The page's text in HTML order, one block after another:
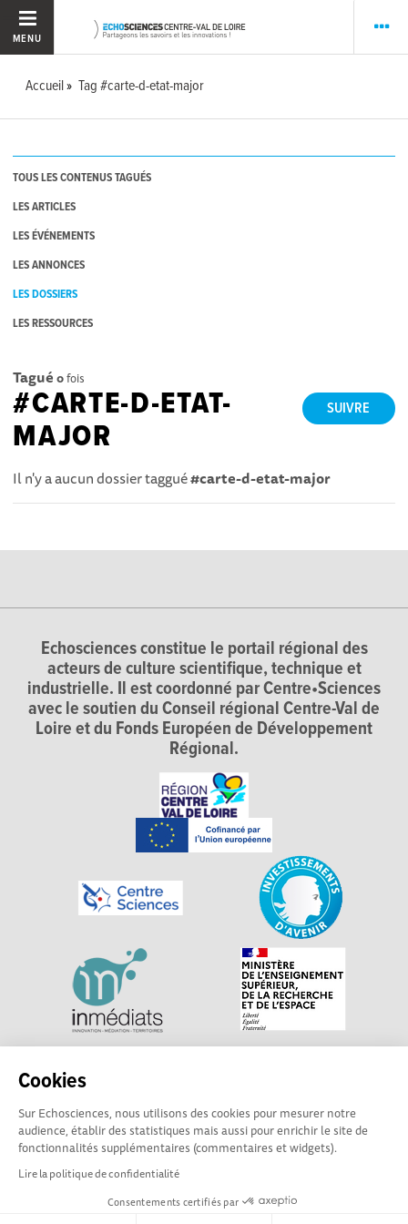
Cookies
Sur Echosciences, nous utilisons des cookies pour mesurer notre
audience, établir des statistiques mais aussi pour enrichir le site de
fonctionnalités supplémentaires (commentaires et widgets).
Lire la politique de confidentialité
Consentements certifiés par
MENU
Accueil Tag #carte-d-etat-major
TOUS LES CONTENUS TAGUÉS
LES ARTICLES
LES ÉVÉNEMENTS
LES ANNONCES
LES DOSSIERS
LES RESSOURCES
Tagué 0fois
SUIVRE
#CARTE-D-ETAT-
MAJOR
Il n'y a aucun dossier taggué#carte-d-etat-major
Echosciences constitue le portail régional des
acteurs de culture scientifique, technique et
industrielle. Il est coordonné par Centre•Sciences
avec le soutien du Conseil régional Centre-Val de
Loire et du Fonds Européen de Développement
Régional.
Explorer, s’exprimer, rentrer en contact : Echosciences
sciences et de technologies du territoire. Propulsé par
Centre•Sciences/ Contact : echosciences@centre-
sciences.fr
Mentions légales|Politique de confidentialité